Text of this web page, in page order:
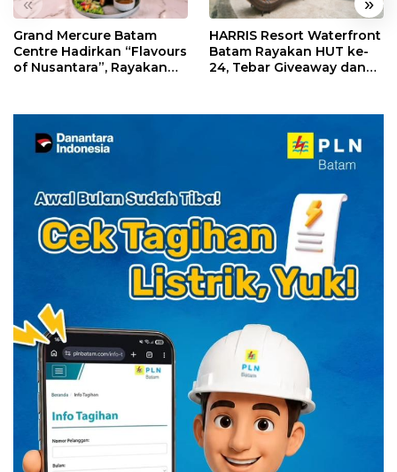
Grand Mercure Batam
Centre Hadirkan “Flavours
of Nusantara”, Rayakan
HARRIS Resort Waterfront
Batam Rayakan HUT ke-
24, Tebar Giveaway dan